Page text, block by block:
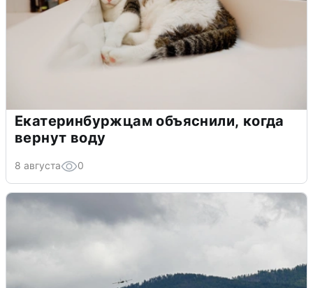
Екатеринбуржцам объяснили, когда
вернут воду
8 августа 0